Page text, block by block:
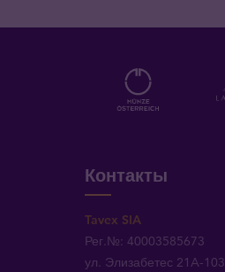
Контакты
Tavex SIA
Рег.№: 40003585673
ул. Элизабетес 21A-103